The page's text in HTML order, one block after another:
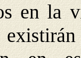
en la